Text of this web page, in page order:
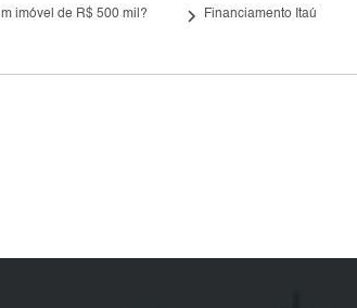
imóvel de R$ 500 mil? keyboard_arrow_right Financiamento Itaú